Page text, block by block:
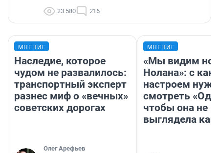
23 580 216
МНЕНИЕ
Наследие, которое
чудом не развалилось:
транспортный эксперт
разнес миф о «вечных»
советских дорогах
Олег Арефьев
МНЕНИЕ
«Мы видим
Нолана»: с
настроем
смотреть
чтобы она не
выглядела как